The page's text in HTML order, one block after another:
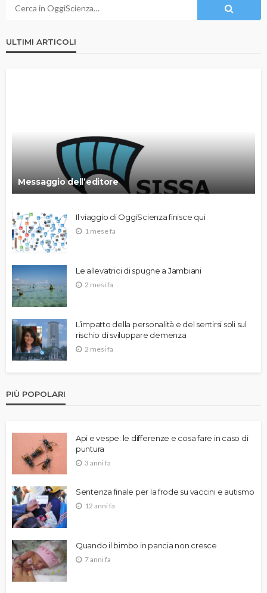
ULTIMI ARTICOLI
Messaggio dell’editore
Il viaggio di OggiScienza finisce qui
1 mese fa
Le allevatrici di spugne a Jambiani
2 mesi fa
L’impatto della personalità e del sentirsi soli sul
rischio di sviluppare demenza
2 mesi fa
PIÙ POPOLARI
Api e vespe: le differenze e cosa fare in caso di
puntura
3 anni fa
Sentenza finale per la frode su vaccini e autismo
12 anni fa
Quando il bimbo in pancia non cresce
7 anni fa